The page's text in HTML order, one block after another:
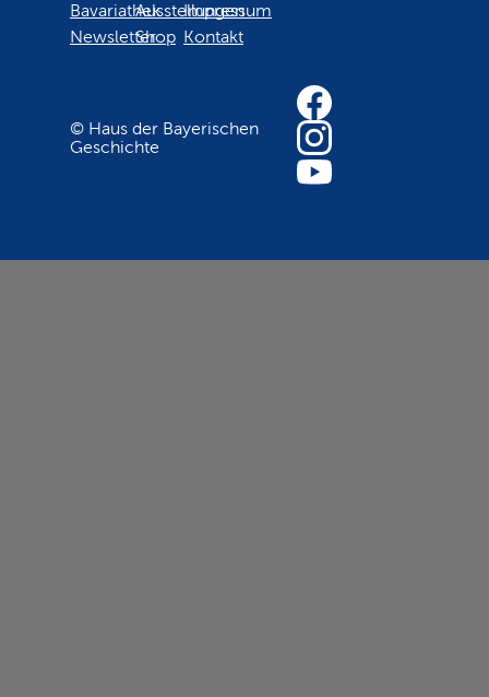
Bavariathek
Newsletter
Ausstellungen
Shop
Impressum
Kontakt
© Haus der Bayerischen
Geschichte